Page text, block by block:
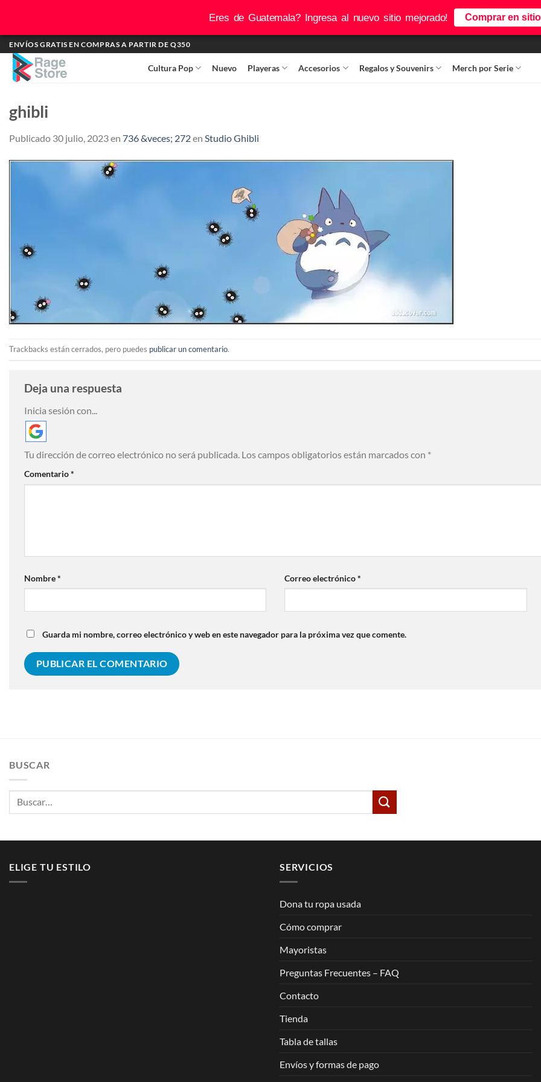
Saltar
al
contenido
ENVÍOS GRATIS EN COMPRAS A PARTIR DE Q350
Cultura Pop Nuevo Playeras Accesorios Regalos y Souvenirs Merch por Serie
ghibli
Publicado 30 julio, 2023en 736 &veces; 272en Studio Ghibli
Trackbacks están cerrados, pero puedes publicar un comentario.
Deja una respuesta
Inicia sesión con...
Tu dirección de correo electrónico no será publicada. Los campos obligatorios están marcados con *
Comentario*
Nombre* Correo electrónico*
Guarda mi nombre, correo electrónico y web en este navegador para la próxima vez que comente.
BUSCAR
Buscar
ELIGE TU ESTILO SERVICIOS
Dona tu ropa usada
Cómo comprar
Mayoristas
Preguntas Frecuentes – FAQ
Contacto
Tienda
Tabla de tallas
Envíos y formas de pago
Eres de Guatemala? Ingresa al nuevo sitio mejorado! Comprar en